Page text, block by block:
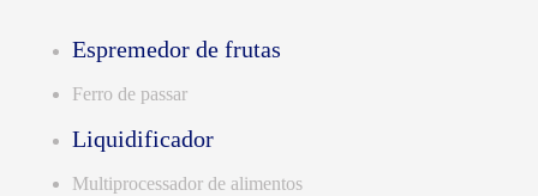
Espremedor de frutas
Ferro de passar
Liquidificador
Multiprocessador de alimentos